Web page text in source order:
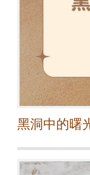
黑洞中的曙